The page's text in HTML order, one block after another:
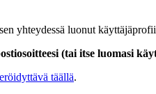
yhteydessä luonut
(tai itse luomasi
täällä.